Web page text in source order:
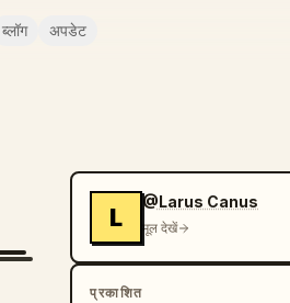
ब्लॉग अपडेट
L
@Larus Canus
मूल देखें
प्रकाशित